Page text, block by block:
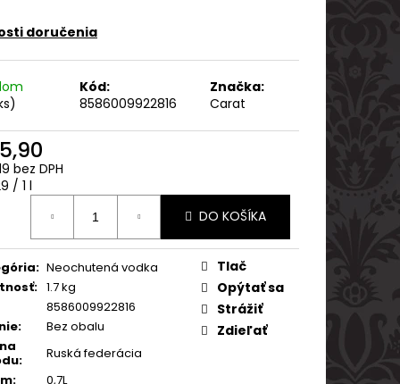
doručenia
Kód:
8586009922816
Značka:
Carat
bez DPH
/ 1 l
DO KOŠÍKA
: Neochutená vodka
: 1.7 kg
8586009922816
:
Bez obalu
:
Ruská federácia
:
0,7L
Tlač
Opýtať sa
Strážiť
Zdieľať